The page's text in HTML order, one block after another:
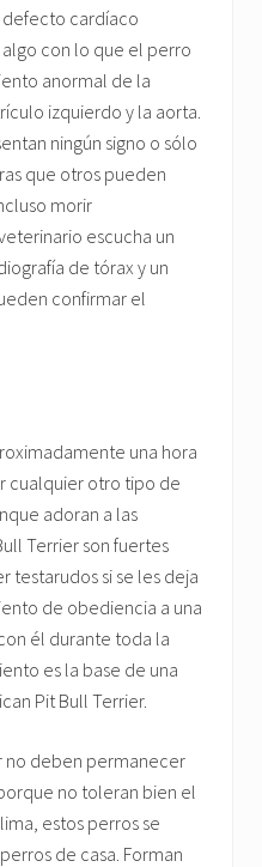
defecto cardíaco
con lo que el perro
anormal de la
izquierdo y la aorta.
ningún signo o sólo
que otros pueden
morir
escucha un
de tórax y un
confirmar el
una hora
cualquier otro tipo de
adoran a las
Terrier son fuertes
testarudos si se les deja
de obediencia a una
él durante toda la
es la base de una
Pit Bull Terrier.
no deben permanecer
no toleran bien el
estos perros se
de casa. Forman